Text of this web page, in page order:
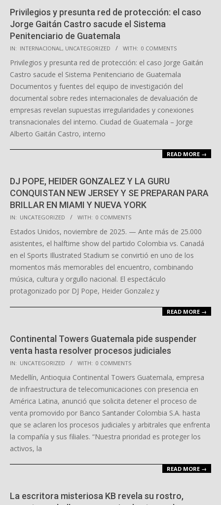
Privilegios y presunta red de protección: el caso
Jorge Gaitán Castro sacude el Sistema
Penitenciario de Guatemala
2025-
11-
25
IN: INTERNACIONAL , UNCATEGORIZED WITH: 0 COMMENTS
Privilegios y presunta red de protección: el caso Jorge Gaitán
Castro sacude el Sistema Penitenciario de Guatemala
Documentos y fuentes del equipo de investigación del
documental sobre redes internacionales de devaluación de
empresas revelan supuestas irregularidades y conexiones
transnacionales del interno. Ciudad de Guatemala – Jorge
Alberto Gaitán Castro, interno
READ MORE →
DJ POPE, HEIDER GONZALEZ Y LA GURU
CONQUISTAN NEW JERSEY Y SE PREPARAN PARA
BRILLAR EN MIAMI Y NUEVA YORK
2025-
11-
12
IN: UNCATEGORIZED WITH: 0 COMMENTS
Estados Unidos, noviembre de 2025. — Ante más de 25.000
asistentes, el halftime show del partido Colombia vs. Canadá
en el Sports Illustrated Stadium se convirtió en uno de los
momentos más memorables del encuentro, combinando
música, cultura y orgullo nacional. El espectáculo
protagonizado por DJ Pope, Heider Gonzalez y
READ MORE →
Continental Towers Guatemala pide suspender
venta hasta resolver procesos judiciales
2025-
10-
27
IN: UNCATEGORIZED WITH: 0 COMMENTS
Medellín, Antioquia Continental Towers Guatemala, empresa
de infraestructura de telecomunicaciones con presencia en
América Latina, anunció que solicita detener el proceso de
venta promovido por Banco Santander Colombia S.A. hasta
que se aclaren los procesos judiciales y arbitrales que enfrenta
la compañía y sus filiales. “Nuestra prioridad es proteger los
activos, la
READ MORE →
La escritora misteriosa KB revela su rostro,